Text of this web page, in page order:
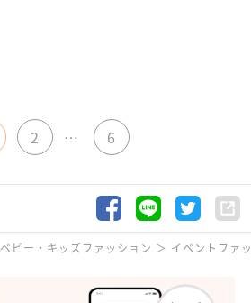
2 … 6
ベビー・キッズファッション イベントファ